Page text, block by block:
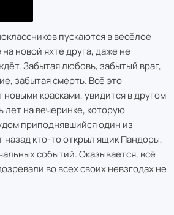
пускаются в весёлое
новой яхте друга, даже не
Забытая любовь, забытый враг,
забытая смерть. Всё это
новыми красками, увидится в другом
лет на вечеринке, которую
приподнявшийся один из
назад кто-то открыл ящик Пандоры,
событий. Оказывается, всё
во всех своих невзгодах не